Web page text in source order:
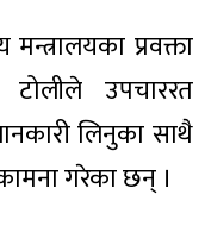
प्रवक्ता
उपचाररत
लिनुका साथै
गरेका छन् ।